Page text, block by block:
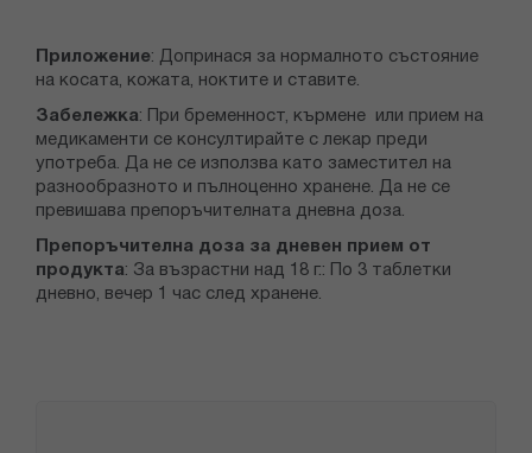
Приложение: Допринася за нормалното състояние
на косата, кожата, ноктите и ставите.
Забележка: При бременност, кърмене или прием на
медикаменти се консултирайте с лекар преди
употреба. Да не се използва като заместител на
разнообразното и пълноценно хранене. Да не се
превишава препоръчителната дневна доза.
Препоръчителна доза за дневен прием от
продукта: За възрастни над 18 г.: По 3 таблетки
дневно, вечер 1 час след хранене.